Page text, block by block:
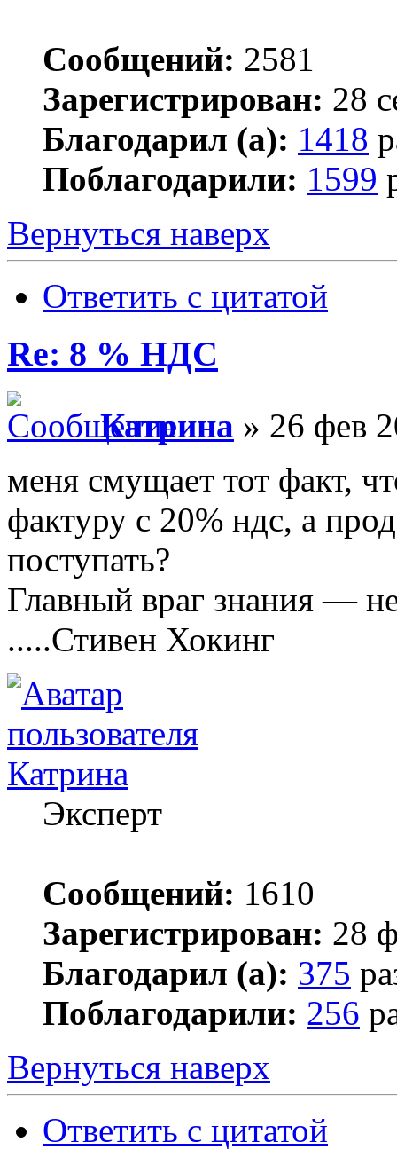
Сообщений: 2581
Зарегистрирован: 28
Благодарил (а): 1418
Поблагодарили: 1599
Вернуться наверх
Ответить с цитатой
Re: 8 % НДС
Катрина » 26 фев
меня смущает тот факт,
фактуру с 20% ндс, а
поступать?
Главный враг знания —
.....Стивен Хокинг
Катрина
Эксперт
Сообщений: 1610
Зарегистрирован: 28
Благодарил (а): 375
Поблагодарили: 256
Вернуться наверх
Ответить с цитатой